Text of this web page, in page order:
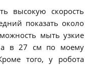
высокую скорость
показать около
мыть узкие
в 27 см по моему
того, у робота